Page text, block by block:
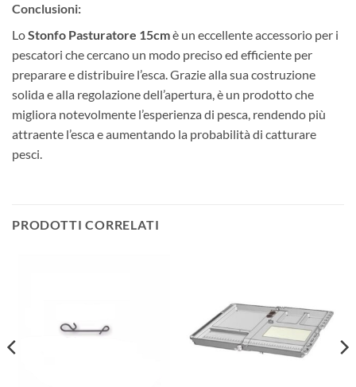
Conclusioni:
LoStonfo Pasturatore 15cmè un eccellente accessorio per i
pescatori che cercano un modo preciso ed efficiente per
preparare e distribuire l’esca. Grazie alla sua costruzione
solida e alla regolazione dell’apertura, è un prodotto che
migliora notevolmente l’esperienza di pesca, rendendo più
attraente l’esca e aumentando la probabilità di catturare
pesci.
PRODOTTI CORRELATI